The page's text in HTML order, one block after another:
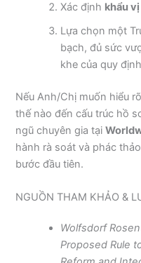
Xác định khẩu
Lựa chọn một
bạch, đủ sức
khe của quy
Nếu Anh/Chị muốn hiểu
thế nào đến cấu trúc hồ
ngũ chuyên gia tại
hành rà soát và phác
bước đầu tiên.
NGUỒN THAM KHẢO &
Wolfsdorf
Proposed Rule